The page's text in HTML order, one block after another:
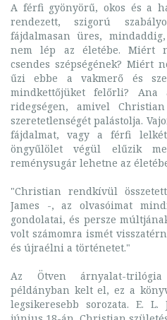
A férfi gyönyörű, okos és a
rendezett, szigorú
fájdalmasan üres,
nem lép az életébe. Miért
csendes szépségének? Miért
űzi ebbe a vakmerő és
mindkettőjüket felőrli? Ana
ridegségen, amivel
szeretetlenségét palástolja.
fájdalmat, vagy a férfi
öngyűlölet végül elűzik
reménysugár lehetne az
"Christian rendkívül
James -, az olvasóimat
gondolatai, és persze
volt számomra ismét
és újraélni a történetet."
Az Ötven árnyalat-
példányban kelt el, ez a
legsikeresebb sorozata. E. L.